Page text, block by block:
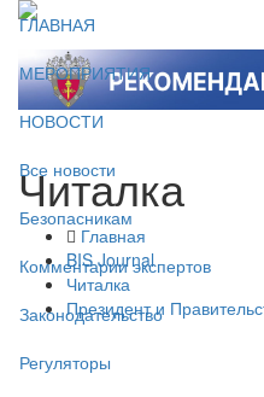
ГЛАВНАЯ
МЕРОПРИЯТИЯ
НОВОСТИ
Все новости
Безопасникам
Комментарии экспертов
Законодательство
Регуляторы
Читалка
Главная
BIS Journal
Читалка
Президент и